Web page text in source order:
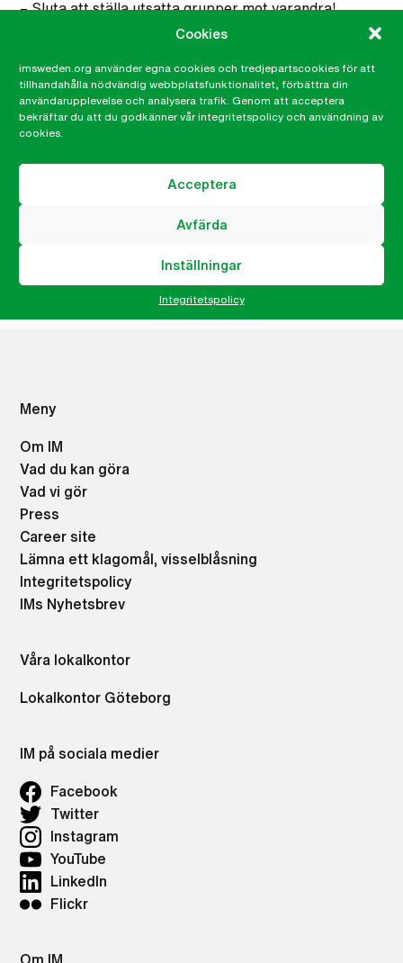
Cookies
imsweden.org använder egna cookies och tredjepartscookies för att
tillhandahålla nödvändig webbplatsfunktionalitet, förbättra din
användarupplevelse och analysera trafik. Genom att acceptera
bekräftar du att du godkänner vår integritetspolicy och användning av
cookies.
Acceptera
Avfärda
Inställningar
Integritetspolicy
– Sluta att ställa utsatta grupper mot varandra!
biståndet för att bekosta flyktingmottagande!
– Och se till att värna enprocentsmålet i biståndet –
på riktigt!
Martin Nihlgård
046-32 99 35
Meny
Om IM
Vad du kan göra
Vad vi gör
Press
Career site
Lämna ett klagomål, visselblåsning
Integritetspolicy
IMs Nyhetsbrev
Våra lokalkontor
Lokalkontor Göteborg
IM på sociala medier
Facebook
Twitter
Instagram
YouTube
LinkedIn
Flickr
Om IM